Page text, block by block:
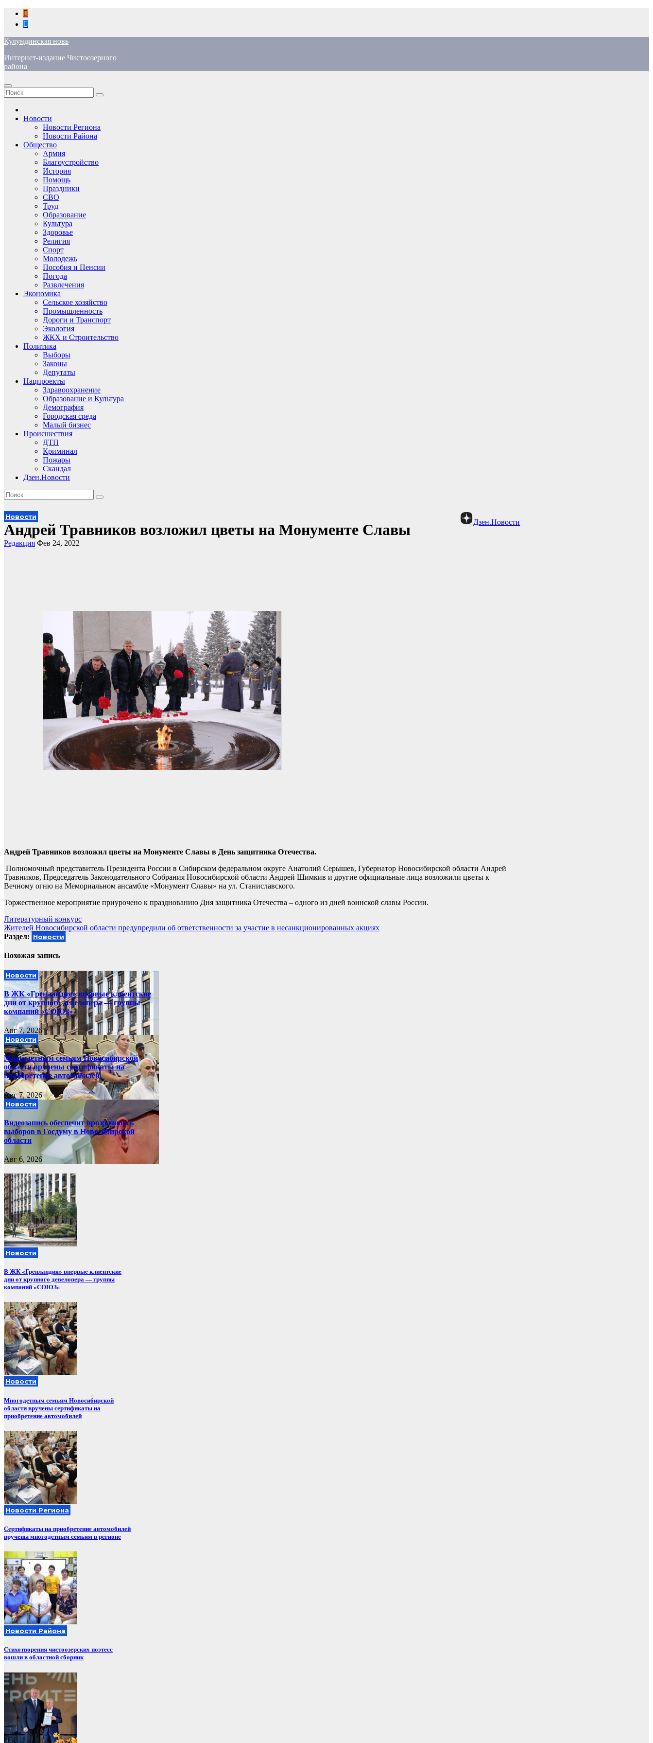
Перейти
содержимому
Кулундинская новь
Интернет-издание Чистоозерного
района
Новости
Новости Региона
Новости Района
Общество
Армия
Благоустройство
История
Помощь
Праздники
СВО
Труд
Образование
Культура
Здоровье
Религия
Спорт
Молодежь
Пособия и Пенсии
Погода
Развлечения
Экономика
Сельское хозяйство
Промышленность
Дороги и Транспорт
Экология
ЖКХ и Строительство
Политика
Выборы
Законы
Депутаты
Нацпроекты
Здравоохранение
Образование и Культура
Демография
Городская среда
Малый бизнес
Происшествия
ДТП
Криминал
Пожары
Скандал
Дзен.Новости
Дзен.Новости
Новости
Андрей Травников возложил цветы на Монументе Славы
Редакция Фев 24, 2022
Андрей Травников возложил цветы на Монументе Славы в День защитника Отечества.
Полномочный представитель Президента России в Сибирском федеральном округе Анатолий Серышев, Губернатор Новосибирской области Андрей
Травников, Председатель Законодательного Собрания Новосибирской области Андрей Шимкив и другие официальные лица возложили цветы к
Вечному огню на Мемориальном ансамбле «Монумент Славы» на ул. Станиславского.
Торжественное мероприятие приурочено к празднованию Дня защитника Отечества – одного из дней воинской славы России.
Навигация
по
Литературный конкурс
Жителей Новосибирской области предупредили об ответственности за участие в несанкционированных акциях
Раздел: Новости
Похожая запись
Новости
В ЖК «Гренландия» впервые клиентские
дни от крупного девелопера — группы
компаний «СОЮЗ»
Авг 7, 2026
Новости
Многодетным семьям Новосибирской
области вручены сертификаты на
приобретение автомобилей
Авг 7, 2026
Новости
Видеозапись обеспечит прозрачность
выборов в Госдуму в Новосибирской
области
Авг 6, 2026
Новости
В ЖК «Гренландия» впервые клиентские
дни от крупного девелопера — группы
компаний «СОЮЗ»
Новости
Многодетным семьям Новосибирской
области вручены сертификаты на
приобретение автомобилей
Новости Региона
Сертификаты на приобретение автомобилей
вручены многодетным семьям в регионе
Новости Района
Стихотворения чистоозерских поэтесс
вошли в областной сборник